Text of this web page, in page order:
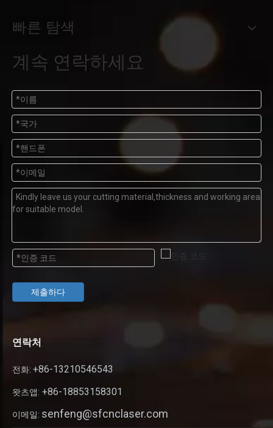
빠른 탐색
계속 연락하세요
제출하다
연락처
전화: +86-13210546543
왓츠앱: +86-18853158301
이메일: senfeng@sfcnclaser.com